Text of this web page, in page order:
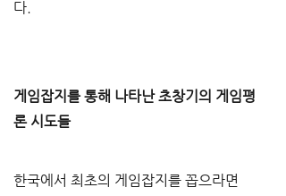
다.
게임잡지를 통해 나타난 초창기의 게임평
론 시도들
한국에서 최초의 게임잡지를 꼽으라면